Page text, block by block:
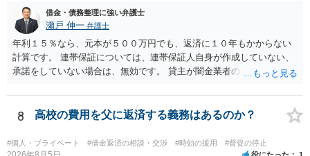
借金・債務整理に強い弁護士
瀬戸 伸一 弁護士
年利１５％なら、元本が５００万円でも、返済に１０年もかからない
計算です。 連帯保証については、連帯保証人自身が作成していない、
承諾をしていない場合は、無効です。 貸主が闇金業者のようなことを
ことで、主債務者自身の債務は免れない（支払い義務あり）と思われ
ます。 これまでの借り入れと返済額をまとめて、現在の正確な債務残
額を計算し、その金額の返済ができなければ、裁判所を利用した債務
整理をされることをおすすめします。
8 高校の費用を父に返済する義務はあるのか？
#個人・プライベート #借金返済の相談・交渉 #時効の援用 #督促の停止
役にたった 1